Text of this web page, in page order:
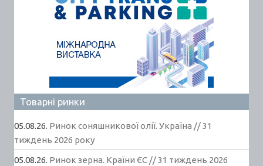
Товарні ринки
05.08.26. Ринок соняшникової олії. Україна // 31
тиждень 2026 року
05.08.26. Ринок зерна. Країни ЄС // 31 тиждень 2026